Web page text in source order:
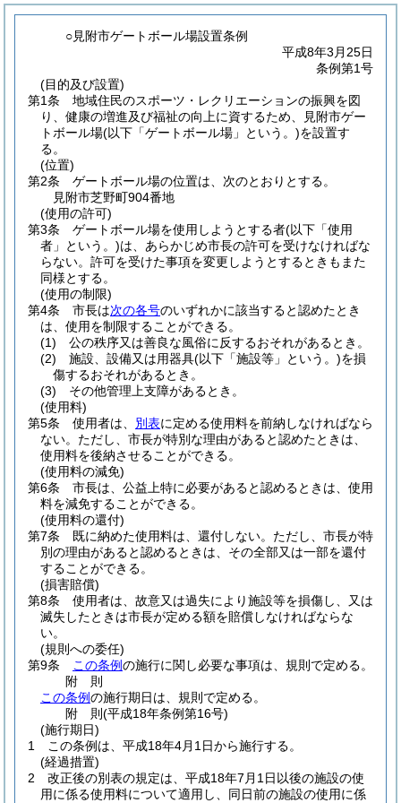
○見附市ゲートボール場設置条例
平成8年3月25日
条例第1号
(目的及び設置)
第1条
地域住民のスポーツ・レクリエーションの振興を図
り、健康の増進及び福祉の向上に資するため、見附市ゲー
トボール場(以下「ゲートボール場」という。)を設置す
る。
(位置)
第2条
ゲートボール場の位置は、次のとおりとする。
見附市芝野町904番地
(使用の許可)
第3条
ゲートボール場を使用しようとする者(以下「使用
者」という。)は、あらかじめ市長の許可を受けなければな
らない。 許可を受けた事項を変更しようとするときもまた
同様とする。
(使用の制限)
第4条
市長は次の各号のいずれかに該当すると認めたとき
は、使用を制限することができる。
(1)
公の秩序又は善良な風俗に反するおそれがあるとき。
(2)
施設、設備又は用器具(以下「施設等」という。)を損
傷するおそれがあるとき。
(3)
その他管理上支障があるとき。
(使用料)
第5条
使用者は、 別表に定める使用料を前納しなければなら
ない。 ただし、市長が特別な理由があると認めたときは、
使用料を後納させることができる。
(使用料の減免)
第6条
市長は、公益上特に必要があると認めるときは、使用
料を減免することができる。
(使用料の還付)
第7条
既に納めた使用料は、還付しない。 ただし、市長が特
別の理由があると認めるときは、その全部又は一部を還付
することができる。
(損害賠償)
第8条
使用者は、故意又は過失により施設等を損傷し、又は
滅失したときは市長が定める額を賠償しなければならな
い。
(規則への委任)
第9条
この条例の施行に関し必要な事項は、規則で定める。
附 則
この条例の施行期日は、規則で定める。
附 則(平成18年条例第16号)
(施行期日)
1
この条例は、平成18年4月1日から施行する。
(経過措置)
2
改正後の別表の規定は、平成18年7月1日以後の施設の使
用に係る使用料について適用し、同日前の施設の使用に係